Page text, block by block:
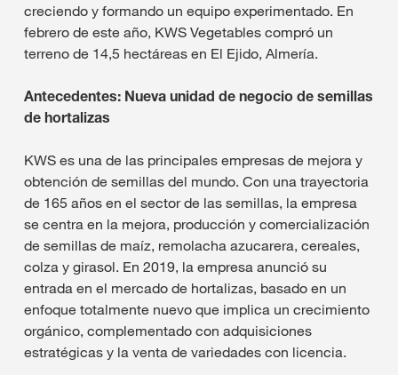
creciendo y formando un equipo experimentado. En
febrero de este año, KWS Vegetables compró un
terreno de 14,5 hectáreas en El Ejido, Almería.
Antecedentes: Nueva unidad de negocio de semillas
de hortalizas
KWS es una de las principales empresas de mejora y
obtención de semillas del mundo. Con una trayectoria
de 165 años en el sector de las semillas, la empresa
se centra en la mejora, producción y comercialización
de semillas de maíz, remolacha azucarera, cereales,
colza y girasol. En 2019, la empresa anunció su
entrada en el mercado de hortalizas, basado en un
enfoque totalmente nuevo que implica un crecimiento
orgánico, complementado con adquisiciones
estratégicas y la venta de variedades con licencia.